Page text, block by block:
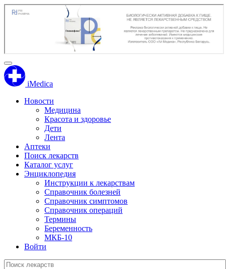
iMedica
Новости
Медицина
Красота и здоровье
Дети
Лента
Аптеки
Поиск лекарств
Каталог услуг
Энциклопедия
Инструкции к лекарствам
Справочник болезней
Справочник симптомов
Справочник операций
Термины
Беременность
МКБ-10
Войти